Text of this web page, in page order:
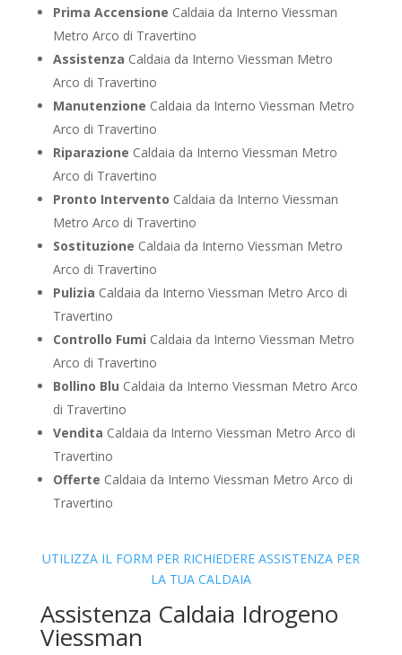
Prima Accensione Caldaia da Interno Viessman
Metro Arco di Travertino
Assistenza Caldaia da Interno Viessman Metro
Arco di Travertino
Manutenzione Caldaia da Interno Viessman Metro
Arco di Travertino
Riparazione Caldaia da Interno Viessman Metro
Arco di Travertino
Pronto Intervento Caldaia da Interno Viessman
Metro Arco di Travertino
Sostituzione Caldaia da Interno Viessman Metro
Arco di Travertino
Pulizia Caldaia da Interno Viessman Metro Arco di
Travertino
Controllo Fumi Caldaia da Interno Viessman Metro
Arco di Travertino
Bollino Blu Caldaia da Interno Viessman Metro Arco
di Travertino
Vendita Caldaia da Interno Viessman Metro Arco di
Travertino
Offerte Caldaia da Interno Viessman Metro Arco di
Travertino
UTILIZZA IL FORM PER RICHIEDERE ASSISTENZA PER
LA TUA CALDAIA
Assistenza Caldaia Idrogeno
Viessman